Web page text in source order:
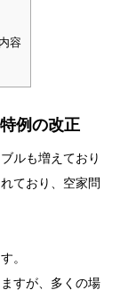
容
例の改正
ルも増えており
ており、空家問
。
すが、多くの場